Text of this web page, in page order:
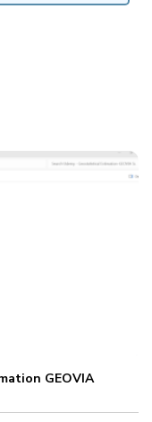
GEOVIA